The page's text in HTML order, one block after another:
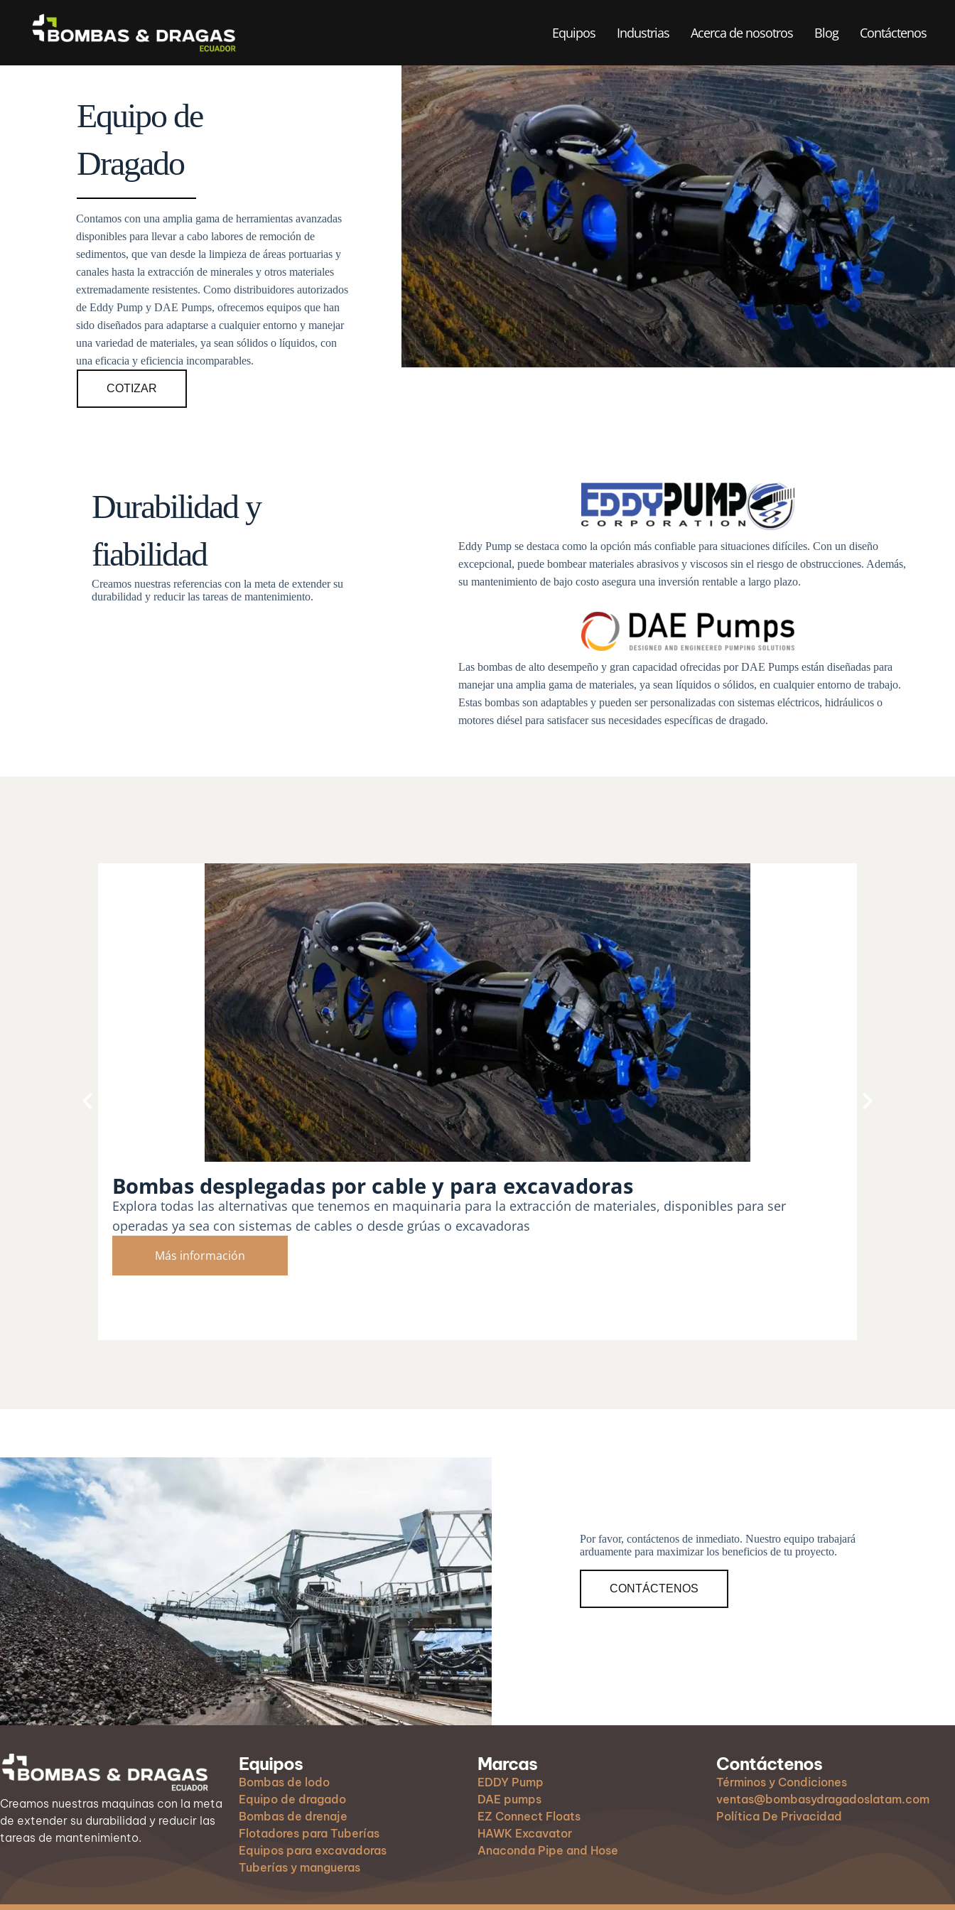
Equipos Industrias Acerca de nosotros Blog Contáctenos
Equipo de
Dragado
Contamos con una amplia gama de herramientas avanzadas
disponibles para llevar a cabo labores de remoción de
sedimentos, que van desde la limpieza de áreas portuarias y
canales hasta la extracción de minerales y otros materiales
extremadamente resistentes. Como distribuidores autorizados
de Eddy Pump y DAE Pumps, ofrecemos equipos que han
sido diseñados para adaptarse a cualquier entorno y manejar
una variedad de materiales, ya sean sólidos o líquidos, con
una eficacia y eficiencia incomparables.
COTIZAR
Durabilidad y
fiabilidad
Creamos nuestras referencias con la meta de extender su
durabilidad y reducir las tareas de mantenimiento.
Eddy Pump se destaca como la opción más confiable para situaciones difíciles. Con un diseño
excepcional, puede bombear materiales abrasivos y viscosos sin el riesgo de obstrucciones. Además,
su mantenimiento de bajo costo asegura una inversión rentable a largo plazo.
Las bombas de alto desempeño y gran capacidad ofrecidas por DAE Pumps están diseñadas para
manejar una amplia gama de materiales, ya sean líquidos o sólidos, en cualquier entorno de trabajo.
Estas bombas son adaptables y pueden ser personalizadas con sistemas eléctricos, hidráulicos o
motores diésel para satisfacer sus necesidades específicas de dragado.
Bombas desplegadas por cable y para excavadoras
Explora todas las alternativas que tenemos en maquinaria para la extracción de materiales, disponibles para ser
operadas ya sea con sistemas de cables o desde grúas o excavadoras
Más información
Por favor, contáctenos de inmediato. Nuestro equipo trabajará
arduamente para maximizar los beneficios de tu proyecto.
CONTÁCTENOS
Creamos nuestras maquinas con la meta
de extender su durabilidad y reducir las
tareas de mantenimiento.
Equipos
Bombas de lodo
Equipo de dragado
Bombas de drenaje
Flotadores para Tuberías
Equipos para excavadoras
Tuberías y mangueras
Marcas
EDDY Pump
DAE pumps
EZ Connect Floats
HAWK Excavator
Anaconda Pipe and Hose
Contáctenos
Términos y Condiciones
ventas@bombasydragadoslatam.com
Política De Privacidad